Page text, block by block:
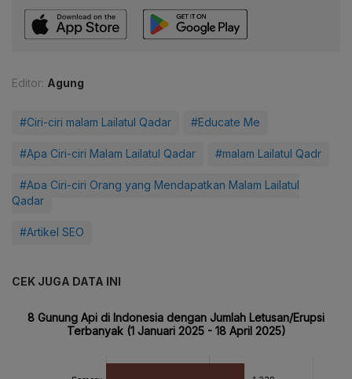
Editor: Agung
#Ciri-ciri malam Lailatul Qadar #Educate Me
#Apa Ciri-ciri Malam Lailatul Qadar #malam Lailatul Qadr
#Apa Ciri-ciri Orang yang Mendapatkan Malam Lailatul
Qadar
#Artikel SEO
CEK JUGA DATA INI